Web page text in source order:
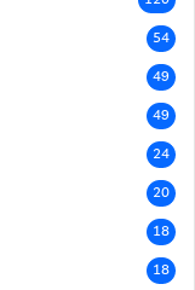
54
49
49
24
20
18
18